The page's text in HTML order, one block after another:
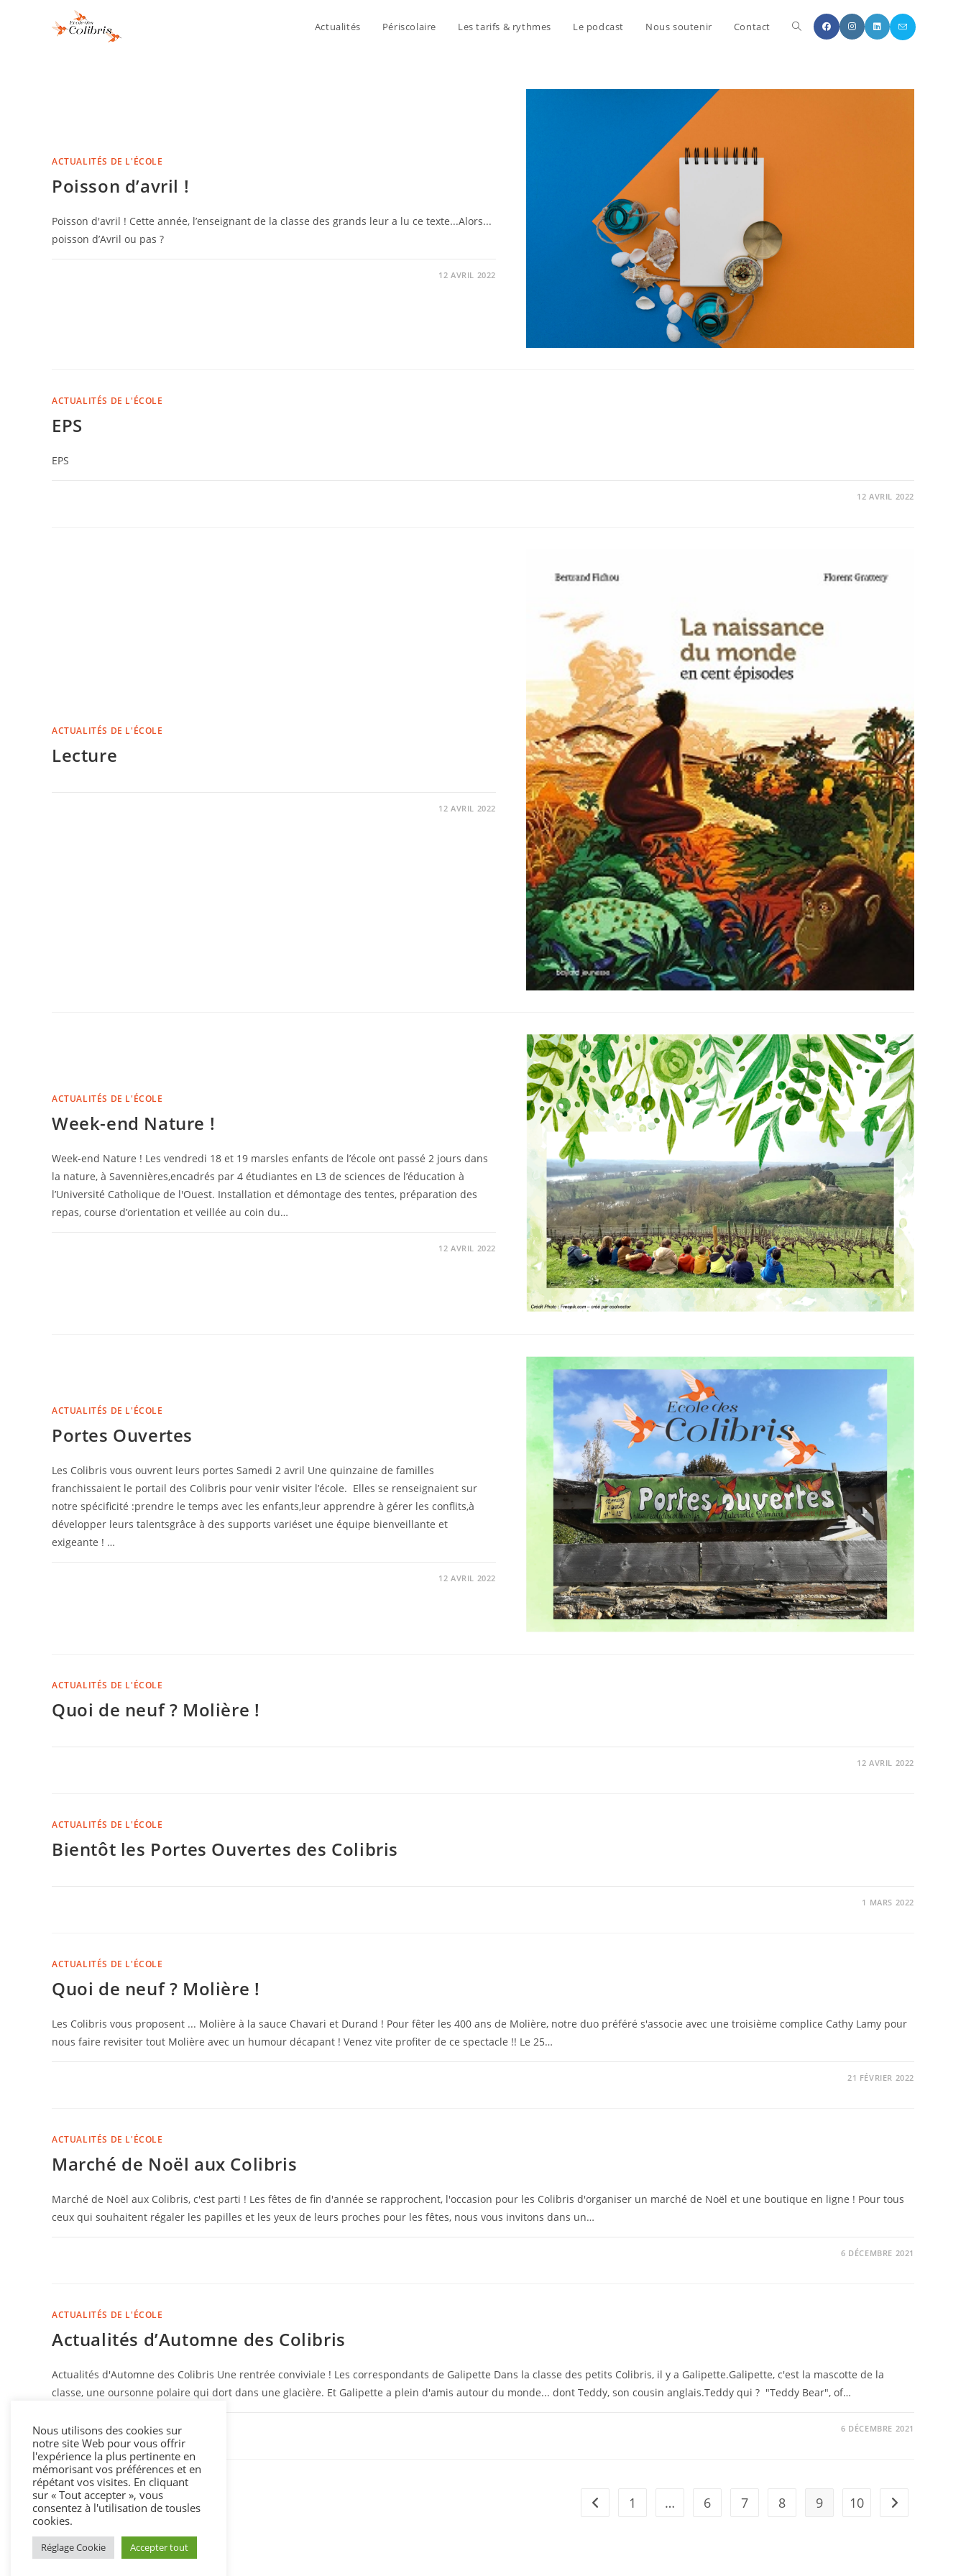
Actualités Périscolaire Les tarifs & rythmes Le podcast Nous soutenir Contact
ACTUALITÉS DE L'ÉCOLE
Poisson d’avril !
Poisson d'avril ! Cette année, l’enseignant de la classe des grands leur a lu ce texte...Alors...
poisson d’Avril ou pas ?
12 AVRIL 2022
ACTUALITÉS DE L'ÉCOLE
EPS
EPS
12 AVRIL 2022
ACTUALITÉS DE L'ÉCOLE
Lecture
12 AVRIL 2022
ACTUALITÉS DE L'ÉCOLE
Week-end Nature !
Week-end Nature ! Les vendredi 18 et 19 marsles enfants de l’école ont passé 2 jours dans
la nature, à Savennières,encadrés par 4 étudiantes en L3 de sciences de l’éducation à
l’Université Catholique de l'Ouest. Installation et démontage des tentes, préparation des
repas, course d’orientation et veillée au coin du…
12 AVRIL 2022
ACTUALITÉS DE L'ÉCOLE
Portes Ouvertes
Les Colibris vous ouvrent leurs portes Samedi 2 avril Une quinzaine de familles
franchissaient le portail des Colibris pour venir visiter l’école. Elles se renseignaient sur
notre spécificité :prendre le temps avec les enfants,leur apprendre à gérer les conflits,à
développer leurs talentsgrâce à des supports variéset une équipe bienveillante et
exigeante ! …
12 AVRIL 2022
ACTUALITÉS DE L'ÉCOLE
Quoi de neuf ? Molière !
12 AVRIL 2022
ACTUALITÉS DE L'ÉCOLE
Bientôt les Portes Ouvertes des Colibris
1 MARS 2022
ACTUALITÉS DE L'ÉCOLE
Quoi de neuf ? Molière !
Les Colibris vous proposent ... Molière à la sauce Chavari et Durand ! Pour fêter les 400 ans de Molière, notre duo préféré s'associe avec une troisième complice Cathy Lamy pour
nous faire revisiter tout Molière avec un humour décapant ! Venez vite profiter de ce spectacle !! Le 25…
21 FÉVRIER 2022
ACTUALITÉS DE L'ÉCOLE
Marché de Noël aux Colibris
Marché de Noël aux Colibris, c'est parti ! Les fêtes de fin d'année se rapprochent, l'occasion pour les Colibris d'organiser un marché de Noël et une boutique en ligne ! Pour tous
ceux qui souhaitent régaler les papilles et les yeux de leurs proches pour les fêtes, nous vous invitons dans un…
6 DÉCEMBRE 2021
ACTUALITÉS DE L'ÉCOLE
Actualités d’Automne des Colibris
Actualités d'Automne des Colibris Une rentrée conviviale ! Les correspondants de Galipette Dans la classe des petits Colibris, il y a Galipette.Galipette, c'est la mascotte de la
classe, une oursonne polaire qui dort dans une glacière. Et Galipette a plein d'amis autour du monde... dont Teddy, son cousin anglais.Teddy qui ? "Teddy Bear", of…
COMMENTAIRES FERMÉS 6 DÉCEMBRE 2021
1 … 6 7 8 9 10
Nous utilisons des cookies sur
notre site Web pour vous offrir
l'expérience la plus pertinente en
mémorisant vos préférences et en
répétant vos visites. En cliquant
sur « Tout accepter », vous
consentez à l'utilisation de tousles
cookies.
Réglage Cookie Accepter tout